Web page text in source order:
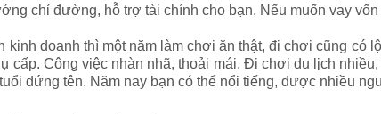
chỉ đường, hỗ trợ tài chính cho bạn. Nếu muốn vay
kinh doanh thì một năm làm chơi ăn thật, đi chơi cũng
cấp. Công việc nhàn nhã, thoải mái. Đi chơi du lịch
đứng tên. Năm nay bạn có thể nổi tiếng, được nhiều